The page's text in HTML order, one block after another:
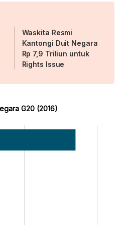
Waskita Resmi
Kantongi Duit Negara
Rp 7,9 Triliun untuk
Rights Issue